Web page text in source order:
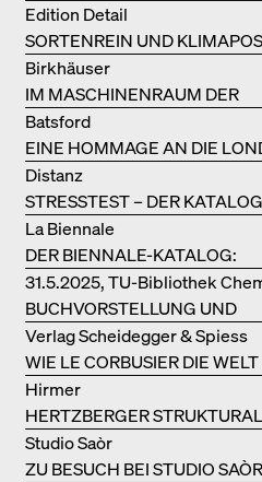
SORTENREIN UND
VORBILDLICHE
HOLZKONSTRUKTIONEN
Edition Detail
IM MASCHINENRAUM DER
ARCHITEKTUR
Birkhäuser
EINE HOMMAGE AN DIE
SOUTH BANK
Batsford
STRESSTEST – DER
DEUTSCHEN PAVILLON IN
Distanz
DER BIENNALE-KATALOG:
INTELLIGENS. NATURAL.
COLLECTIVE
La Biennale
BUCHVORSTELLUNG UND
PODIUMSDISKUSSION FREI
31.5.2025, TU-Bibliothek
WIE LE CORBUSIER DIE
SICH ORDNET
Verlag Scheidegger & Spiess
HERTZBERGER
Hirmer
ZU BESUCH BEI STUDIO SAÒR
Studio Saòr